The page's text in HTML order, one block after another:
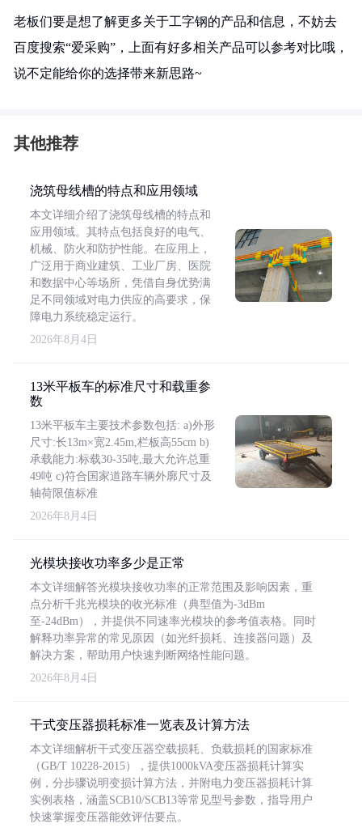
老板们要是想了解更多关于工字钢的产品和信息，不妨去
百度搜索“爱采购”，上面有好多相关产品可以参考对比哦，
说不定能给你的选择带来新思路~
其他推荐
浇筑母线槽的特点和应用领域
本文详细介绍了浇筑母线槽的特点和
应用领域。其特点包括良好的电气、
机械、防火和防护性能。在应用上，
广泛用于商业建筑、工业厂房、医院
和数据中心等场所，凭借自身优势满
足不同领域对电力供应的高要求，保
障电力系统稳定运行。
2026年8月4日
13米平板车的标准尺寸和载重参
数
13米平板车主要技术参数包括: a)外形
尺寸:长13m×宽2.45m,栏板高55cm b)
承载能力:标载30-35吨,最大允许总重
49吨 c)符合国家道路车辆外廓尺寸及
轴荷限值标准
2026年8月4日
光模块接收功率多少是正常
本文详细解答光模块接收功率的正常范围及影响因素，重
点分析千兆光模块的收光标准（典型值为-3dBm
至-24dBm），并提供不同速率光模块的参考值表格。同时
解释功率异常的常见原因（如光纤损耗、连接器问题）及
解决方案，帮助用户快速判断网络性能问题。
2026年8月4日
干式变压器损耗标准一览表及计算方法
本文详细解析干式变压器空载损耗、负载损耗的国家标准
（GB/T 10228-2015），提供1000kVA变压器损耗计算实
例，分步骤说明变损计算方法，并附电力变压器损耗计算
实例表格，涵盖SCB10/SCB13等常见型号参数，指导用户
快速掌握变压器能效评估要点。